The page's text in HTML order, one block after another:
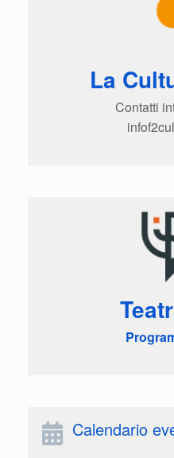
La
Contatti
Calendario